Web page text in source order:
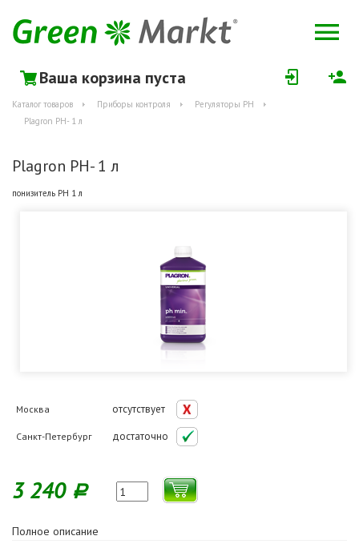
Ваша корзина пуста
Каталог товаров Приборы контроля
Регуляторы РН
Plagron PH- 1 л
Plagron PH- 1 л
понизитель РН 1 л
Москва отсутствует
Санкт-Петербург достаточно
3 240 Р
Полное описание